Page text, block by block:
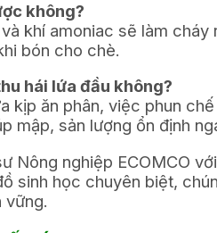
không?
khí amoniac sẽ làm
bón cho chè.
hái lứa đầu không?
kịp ăn phân, việc phun
mập, sản lượng ổn định
nghiệp ECOMCO
sinh học chuyên biệt,
vững.